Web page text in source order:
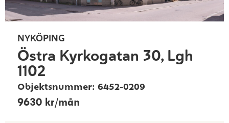
NYKÖPING
Östra Kyrkogatan 30, Lgh
1102
Objektsnummer: 6452-0209
9630 kr/mån